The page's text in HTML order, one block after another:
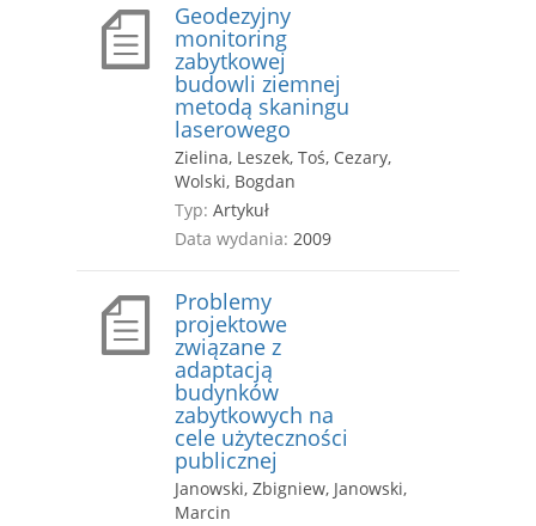
Geodezyjny
monitoring
zabytkowej
budowli ziemnej
metodą skaningu
laserowego
Zielina, Leszek, Toś, Cezary,
Wolski, Bogdan
Typ: Artykuł
Data wydania: 2009
Problemy
projektowe
związane z
adaptacją
budynków
zabytkowych na
cele użyteczności
publicznej
Janowski, Zbigniew, Janowski,
Marcin